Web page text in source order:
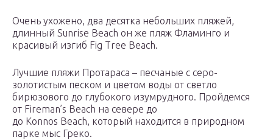
Очень ухожено, два десятка небольших пляжей,
длинный Sunrise Beach он же пляж Фламинго и
красивый изгиб Fig Tree Beach.
Лучшие пляжи Протараса – песчаные с серо-
золотистым песком и цветом воды от светло
бирюзового до глубокого изумрудного. Пройдемся
от Fireman’s Beach на севере до
до Konnos Beach, который находится в природном
парке мыс Греко.